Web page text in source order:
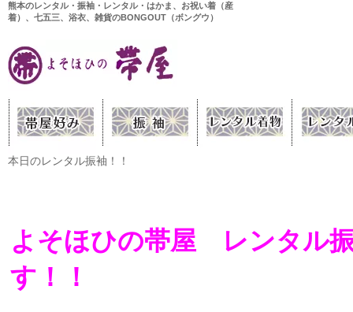
熊本のレンタル・振袖・レンタル・はかま、お祝い着（産
着）、七五三、浴衣、雑貨のBONGOUT（ボングウ）
本日のレンタル振袖！！
よそほひの帯屋 レンタル
す！！